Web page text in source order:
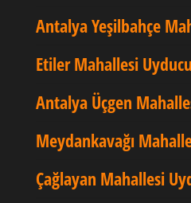
Antalya Yeşilbahçe
Etiler Mahallesi Uyducu
Antalya Üçgen
Meydankavağı
Çağlayan Mahallesi